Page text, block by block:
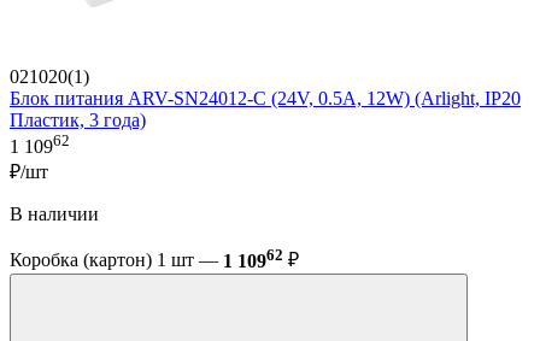
021020(1)
Блок питания ARV-SN24012-C (24V, 0.5A, 12W) (Arlight, IP20
Пластик, 3 года)
1 10962
₽/шт
В наличии
Коробка (картон) 1 шт — 1 10962 ₽